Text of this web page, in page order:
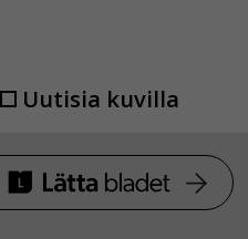
Uutisia kuvilla